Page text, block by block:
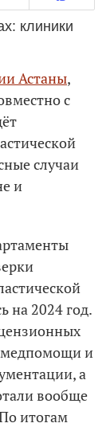
Астаны,
с
случаи
и
на 2024 год.
медпомощи и
а
вообще
итогам